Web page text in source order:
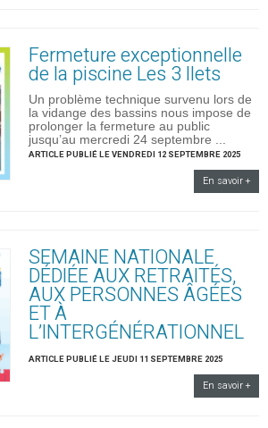
Fermeture exceptionnelle
de la piscine Les 3 Ilets
Un problème technique survenu lors de
la vidange des bassins nous impose de
prolonger la fermeture au public
jusqu’au mercredi 24 septembre ...
ARTICLE PUBLIÉ LE VENDREDI 12 SEPTEMBRE 2025
En savoir +
SEMAINE NATIONALE
DÉDIÉE AUX RETRAITÉS,
AUX PERSONNES ÂGÉES
ET À
L’INTERGÉNÉRATIONNEL
ARTICLE PUBLIÉ LE JEUDI 11 SEPTEMBRE 2025
En savoir +